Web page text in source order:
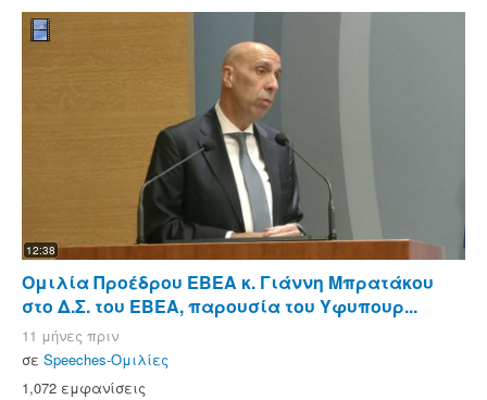
12:38
Ομιλία Προέδρου ΕΒΕΑ κ. Γιάννη Μπρατάκου
στο Δ.Σ. του ΕΒΕΑ, παρουσία του Υφυπουρ...
11 μήνες πριν
σε Speeches-Ομιλίες
1,072 εμφανίσεις